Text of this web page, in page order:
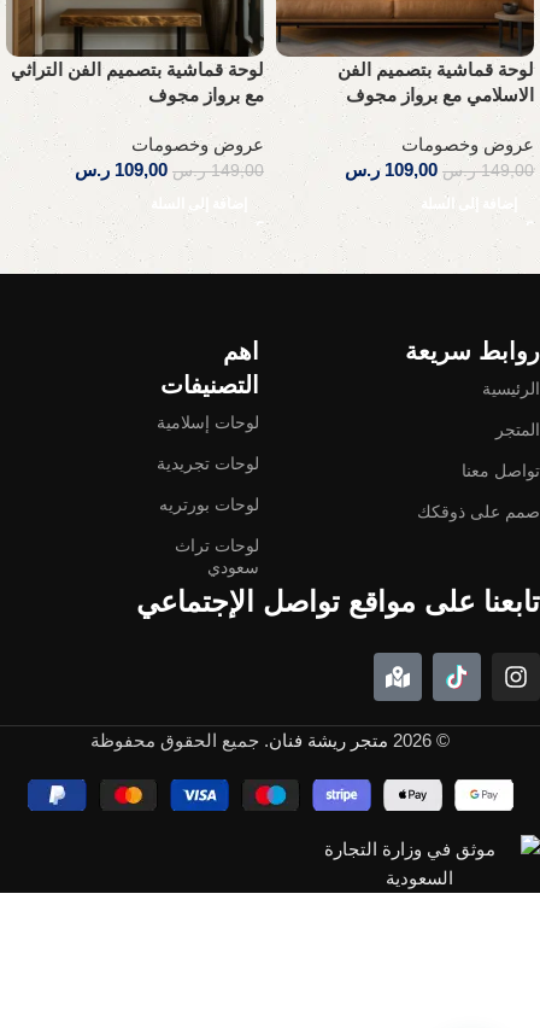
لوحة قماشية بتصميم الفن
الاسلامي مع برواز مجوف
عروض وخصومات
149,00 ر.س 109,00 ر.س
إضافة إلى السلة
لوحة قماشية بتصميم الفن التراثي
مع برواز مجوف
عروض وخصومات
149,00 ر.س 109,00 ر.س
إضافة إلى السلة
Read More
روابط سريعة
الرئيسية
المتجر
تواصل معنا
صمم على ذوقكك
اهم
التصنيفات
لوحات إسلامية
لوحات تجريدية
لوحات بورتريه
لوحات تراث
سعودي
تابعنا على مواقع تواصل الإجتماعي
© 2026 متجر ريشة فنان. جميع الحقوق محفوظة